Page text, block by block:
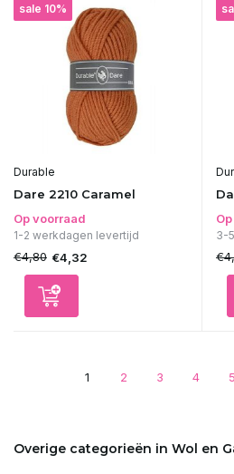
sale 10%
Durable
Dare 2210 Caramel
Op voorraad
1-2 werkdagen levertijd
€4,80 €4,32
3-
1 2 3 4 5
Overige categorieën in Wol en